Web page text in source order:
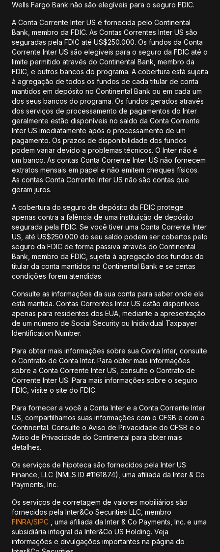
Wells Fargo Bank não são elegíveis para o seguro FDIC.
A Conta Corrente Inter US é fornecida pelo Continental
Bank, membro da FDIC. As Contas Correntes Inter US são
seguradas pela FDIC até US$250.000. Os fundos da Conta
Corrente Inter US são elegíveis para o seguro da FDIC até o
limite permitido através do Continental Bank, membro da
FDIC, e outros bancos do programa. A cobertura está sujeita
à agregação de todos os fundos de cada titular de conta
mantidos em depósito no Continental Bank ou em cada um
dos seus bancos do programa. Os fundos gerados através
dos serviços de processamento de pagamentos do Inter
geralmente estão disponíveis no saldo da Conta Corrente
Inter US imediatamente após o processamento de um
pagamento. Os prazos de disponibilidade dos fundos
podem variar devido a problemas técnicos. O Inter não é
um banco. As contas Conta Corrente Inter US não fornecem
extratos mensais em papel e não emitem cheques físicos.
As contas Conta Corrente Inter US não são contas que
geram juros.
A cobertura do seguro de depósito da FDIC protege
apenas contra a falência de uma instituição de depósito
segurada pela FDIC. Se você tiver uma Conta Corrente Inter
US, até US$250.000 do seu saldo podem ser cobertos pelo
seguro da FDIC de forma passiva através do Continental
Bank, membro da FDIC, sujeita à agregação dos fundos do
titular da conta mantidos no Continental Bank e se certas
condições forem atendidas.
Consulte as informações da sua conta para saber onde ela
está mantida. Contas Correntes Inter US estão disponíveis
apenas para residentes dos EUA, mediante a apresentação
de um número de Social Security ou Inidividual Taxpayer
Identification Number.
Para obter mais informações sobre sua Conta Inter, consulte
o Contrato de Conta Inter. Para obter mais informações
sobre a Conta Corrente Inter US, consulte o Contrato de
Corrente Inter US. Para mais informações sobre o seguro
FDIC, visite o site do FDIC.
Para fornecer a você a Conta Inter e a Conta Corrente Inter
US, compartilhamos suas informações com o CFSB e com o
Continental. Consulte o Aviso de Privacidade do CFSB e o
Aviso de Privacidade do Continental para obter mais
detalhes.
Os serviços de hipoteca são fornecidos pela Inter US
Finance, LLC (NMLS ID #1161874), uma afiliada da Inter & Co
Payments, Inc.
Os serviços de corretagem de valores mobiliários são
fornecidos pela Inter&Co Securities LLC, membro
FINRA/SIPC , uma afiliada da Inter & Co Payments, Inc. e uma
subsidiária integral da Inter&Co US Holding. Veja
informações e divulgações importantes na página do